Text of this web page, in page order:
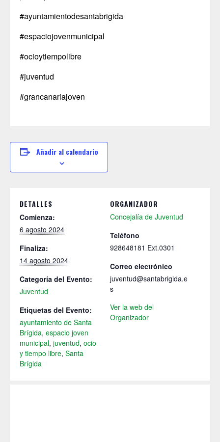
#ayuntamientodesantabrigida
#espaciojovenmunicipal
#ocioytiempolibre
#juventud
#grancanariajoven
Añadir al calendario
DETALLES
Comienza:
6 agosto 2024
Finaliza:
14 agosto 2024
Categoría del Evento:
Juventud
Etiquetas del Evento:
ayuntamiento de Santa
Brígida, espacio joven
municipal, juventud, ocio
y tiempo libre, Santa
Brígida
ORGANIZADOR
Concejalía de Juventud
Teléfono
928648181 Ext.0301
Correo electrónico
juventud@santabrigida.e
s
Ver la web del
Organizador